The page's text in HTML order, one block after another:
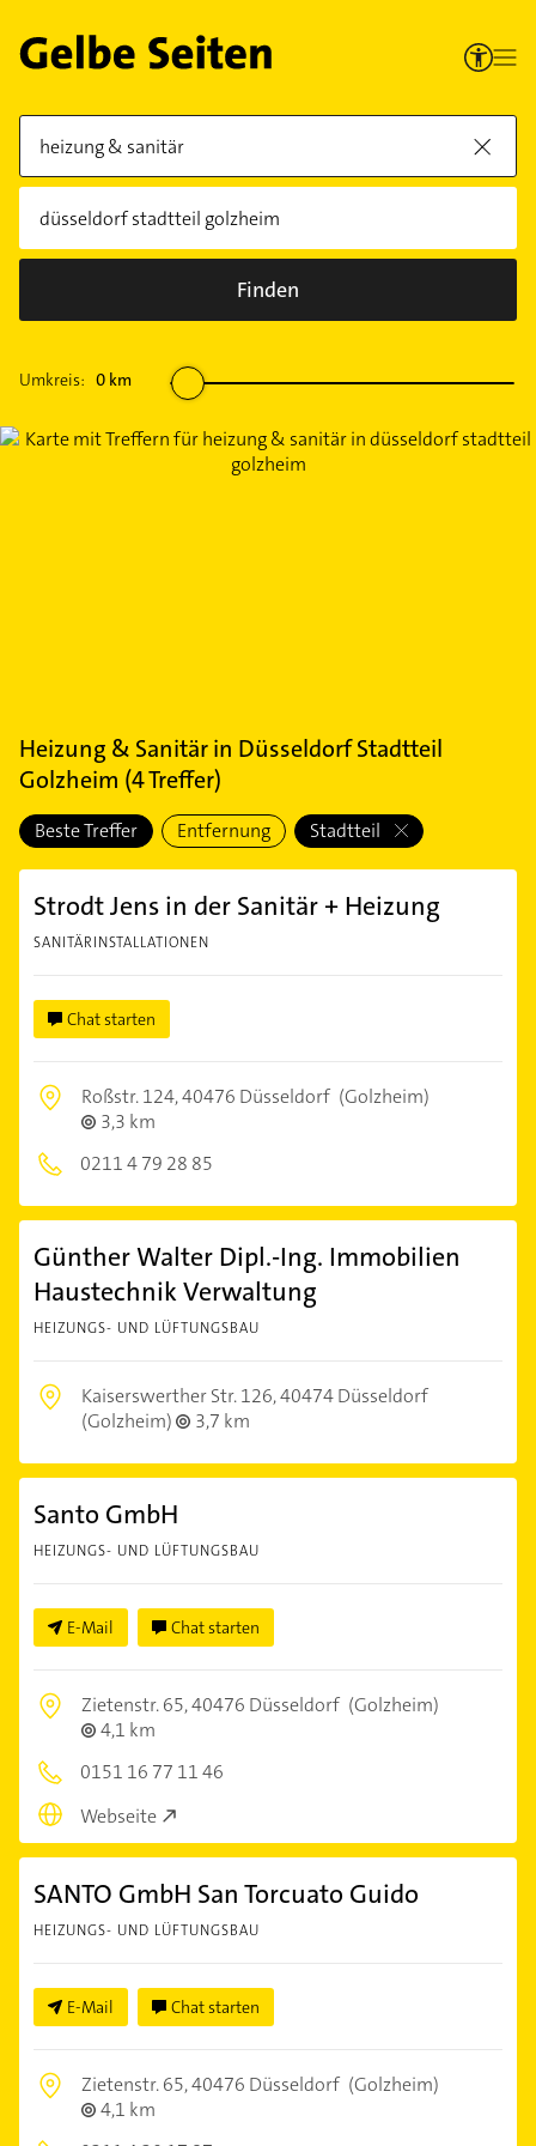
Finden
Umkreis: 0 km
Heizung & Sanitärin Düsseldorf Stadtteil
Golzheim (4Treffer)
Beste Treffer Entfernung Stadtteil
Strodt Jens in der Sanitär + Heizung
SANITÄRINSTALLATIONEN
Chat starten
Roßstr. 124,40476 Düsseldorf (Golzheim)
3,3 km
0211 4 79 28 85
Günther Walter Dipl.-Ing. Immobilien
Haustechnik Verwaltung
HEIZUNGS- UND LÜFTUNGSBAU
Kaiserswerther Str. 126,40474 Düsseldorf
(Golzheim)
3,7 km
Santo GmbH
HEIZUNGS- UND LÜFTUNGSBAU
E-Mail Chat starten
Zietenstr. 65,40476 Düsseldorf (Golzheim)
4,1 km
0151 16 77 11 46
Webseite
SANTO GmbH San Torcuato Guido
HEIZUNGS- UND LÜFTUNGSBAU
E-Mail Chat starten
Zietenstr. 65,40476 Düsseldorf (Golzheim)
4,1 km